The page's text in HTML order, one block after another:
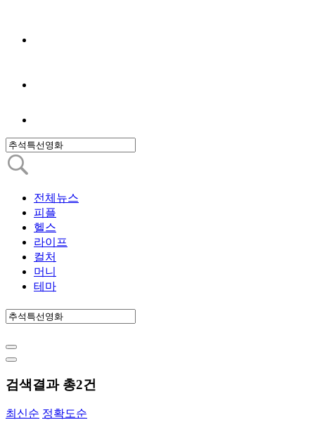
전체뉴스
피플
헬스
라이프
컬처
머니
테마
검색결과 총2건
최신순 정확도순